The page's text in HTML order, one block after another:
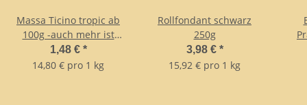
Massa Ticino tropic ab
100g -auch mehr ist
möglich
1,48 € *
14,80 € pro 1 kg
Rollfondant schwarz
250g
3,98 € *
15,92 € pro 1 kg